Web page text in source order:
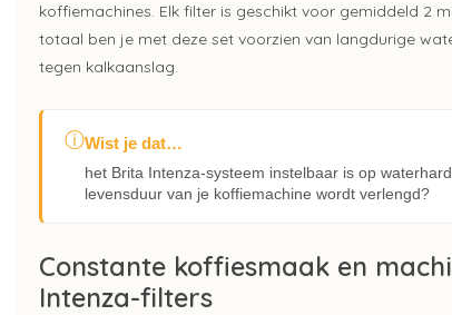
koffiemachines. Elk filter is geschikt voor gemiddeld 2
totaal ben je met deze set voorzien van langdurige
tegen kalkaanslag.
ⓘWist je dat…
het Brita Intenza-systeem instelbaar is op
levensduur van je koffiemachine wordt verlengd?
Constante koffiesmaak en
Intenza-filters